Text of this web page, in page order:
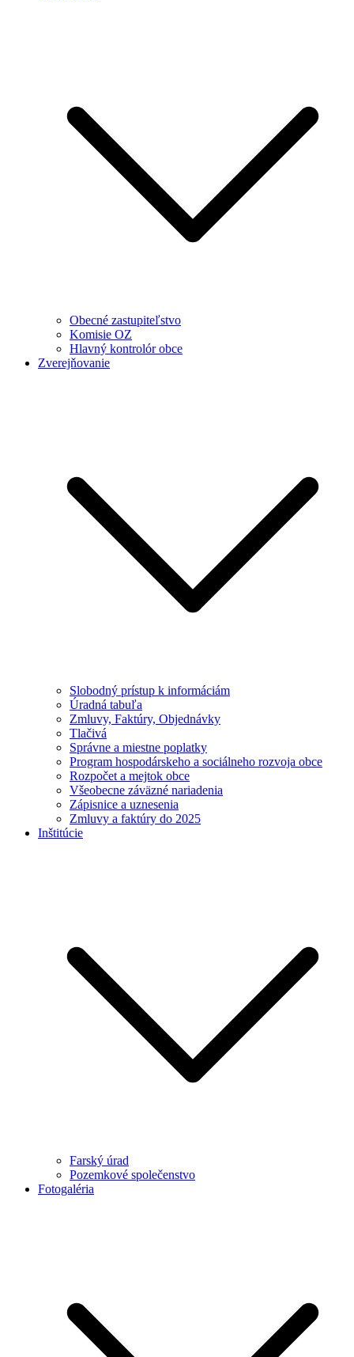
Obecné zastupiteľstvo
Komisie OZ
Hlavný kontrolór obce
Zverejňovanie
Slobodný prístup k informáciám
Úradná tabuľa
Zmluvy, Faktúry, Objednávky
Tlačivá
Správne a miestne poplatky
Program hospodárskeho a sociálneho rozvoja obce
Rozpočet a mejtok obce
Všeobecne záväzné nariadenia
Zápisnice a uznesenia
Zmluvy a faktúry do 2025
Inštitúcie
Farský úrad
Pozemkové společenstvo
Fotogaléria